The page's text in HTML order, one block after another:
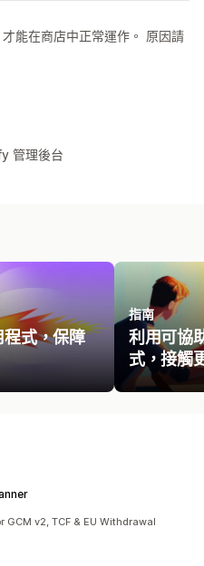
能在商店中正常運作。 原因請
管理後台
式，保障
指南
利用可協
式，接觸
GCM v2, TCF & EU Withdrawal